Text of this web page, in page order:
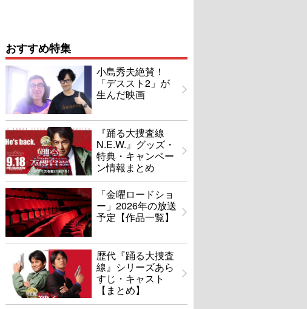
おすすめ特集
小島秀夫絶賛！
「デススト2」が
生んだ映画
『踊る大捜査線
N.E.W.』グッズ・
特典・キャンペー
ン情報まとめ
「金曜ロードショ
ー」2026年の放送
予定【作品一覧】
歴代『踊る大捜査
線』シリーズあら
すじ・キャスト
【まとめ】